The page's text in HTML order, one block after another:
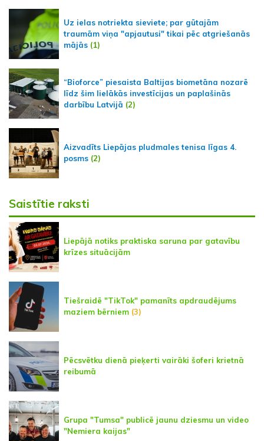
Uz ielas notriekta sieviete; par gūtajām
traumām viņa "apjautusi" tikai pēc atgriešanās
mājās (1)
“Bioforce” piesaista Baltijas biometāna nozarē
līdz šim lielākās investīcijas un paplašinās
darbību Latvijā (2)
Aizvadīts Liepājas pludmales tenisa līgas 4.
posms (2)
Saistītie raksti
Liepājā notiks praktiska saruna par gatavību
krīzes situācijām
Tiešraidē "TikTok" pamanīts apdraudējums
maziem bērniem (3)
Pēcsvētku dienā pieķerti vairāki šoferi krietnā
reibumā
Grupa "Tumsa" publicē jaunu dziesmu un video
"Nemiera kaijas"